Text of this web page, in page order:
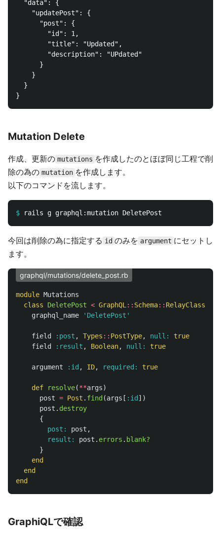
  "data": {
    "updatePost": {
      "post": {
        "id": 1,
        "title": "Updated",
        "description": "UPdated"
      }
    }
  }
Mutation Delete
作成、更新の mutations を作成したのとほぼ同じ工程で削
除の為の mutation を作成します。
以下のコマンドを流します。
$
今回は削除の為に指定する id のみを argument にセットし
ます。
graphql/mutations/delete_post.rb
module Mutations
class
DeletePost < GraphQL :: Schema::
graphql_name
'DeletePost'
field :post , Types :: PostType, null: true
field
:result , Boolean, null: true
argument :id , ID, required: true
def resolve(**args)
post = Post . find (args [ :id ])
post . destroy
{
post: post ,
result: post . errors . blank?
}
end
end
end
GraphiQLで確認